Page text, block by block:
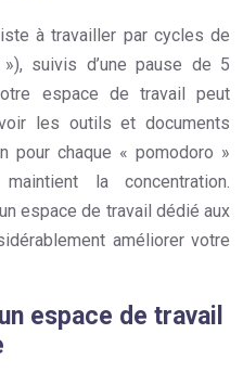
à travailler par cycles de
suivis d’une pause de 5
espace de travail peut
les outils et documents
pour chaque « pomodoro »
la concentration.
espace de travail dédié aux
améliorer votre
espace de travail